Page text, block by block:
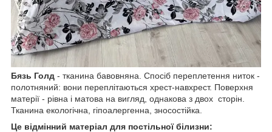
Бязь Голд - тканина бавовняна. Спосіб переплетення ниток -
полотняний: вони переплітаються хрест-навхрест. Поверхня
матерії - рівна і матова на вигляд, однакова з двох сторін.
Тканина екологічна, гіпоалергенна, зносостійка.
Це відмінний матеріал для постільної білизни: